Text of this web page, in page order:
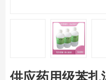
供应药用级苯扎